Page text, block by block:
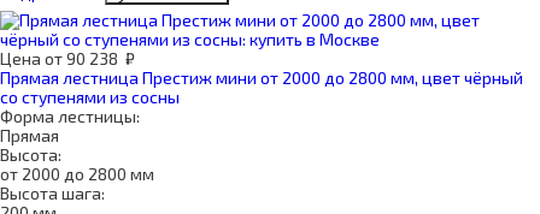
Цена от90 238 ₽
Прямая лестница Престиж мини от 2000 до 2800 мм, цвет чёрный
со ступенями из сосны
Форма лестницы:
Прямая
Высота:
от 2000 до 2800 мм
Высота шага: